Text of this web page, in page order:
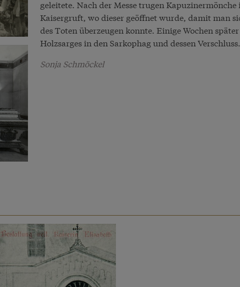
geleitete. Nach der Messe trugen
Kaisergruft, wo dieser geöffnet wurde, damit man
des Toten überzeugen konnte. Einige Wochen
Holzsarges in den Sarkophag und dessen Verschluss.
Sonja Schmöckel